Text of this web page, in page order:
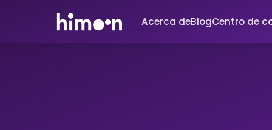
Acerca deBlogCentro de